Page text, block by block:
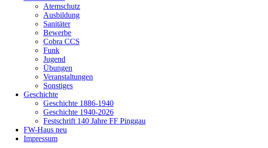
Atemschutz
Ausbildung
Sanitäter
Bewerbe
Cobra CCS
Funk
Jugend
Übungen
Veranstaltungen
Sonstiges
Geschichte
Geschichte 1886-1940
Geschichte 1940-2026
Festschrift 140 Jahre FF Pinggau
FW-Haus neu
Impressum